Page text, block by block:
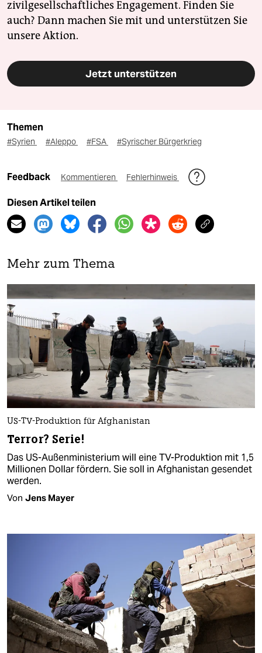
zivilgesellschaftliches Engagement. Finden Sie
auch? Dann machen Sie mit und unterstützen Sie
unsere Aktion.
Jetzt unterstützen
Themen
#Syrien #Aleppo #FSA #Syrischer Bürgerkrieg
Feedback Kommentieren Fehlerhinweis
Diesen Artikel teilen
Mehr zum Thema
US-TV-Produktion für Afghanistan
Terror? Serie!
Das US-Außen­mini­sterium will eine TV-Produktion mit 1,5
Millionen Dollar fördern. Sie soll in Afghanistan gesendet
werden.
Von Jens Mayer